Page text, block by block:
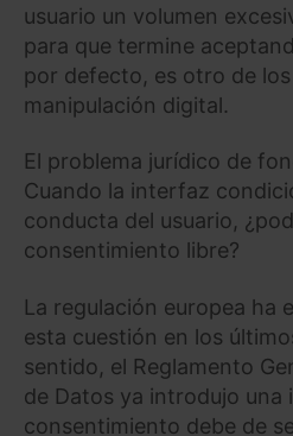
usuario un volumen
para que termine
por defecto, es otro de los
manipulación digital.
El problema jurídico de
Cuando la interfaz
conducta del usuario,
consentimiento libre?
La regulación europea ha
esta cuestión en los
sentido, el Reglamento
de Datos ya introdujo una
consentimiento debe de